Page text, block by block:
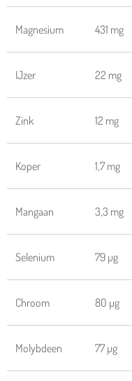
Magnesium 431 mg
IJzer 22 mg
Zink 12 mg
Koper 1,7 mg
Mangaan 3,3 mg
Selenium 79 µg
Chroom 80 µg
Molybdeen 77 µg